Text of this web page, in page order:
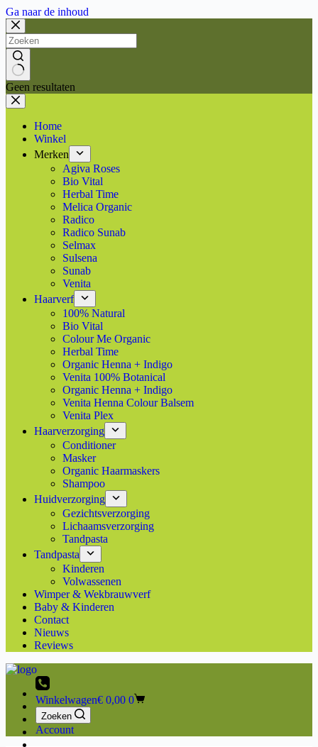
Ga naar de inhoud
Geen resultaten
Home
Winkel
Merken
Agiva Roses
Bio Vital
Herbal Time
Melica Organic
Radico
Radico Sunab
Selmax
Sulsena
Sunab
Venita
Haarverf
100% Natural
Bio Vital
Colour Me Organic
Herbal Time
Organic Henna + Indigo
Venita 100% Botanical
Organic Henna + Indigo
Venita Henna Colour Balsem
Venita Plex
Haarverzorging
Conditioner
Masker
Organic Haarmaskers
Shampoo
Huidverzorging
Gezichtsverzorging
Lichaamsverzorging
Tandpasta
Tandpasta
Kinderen
Volwassenen
Wimper & Wekbrauwverf
Baby & Kinderen
Contact
Nieuws
Reviews
Winkelwagen€ 0,00 0
Zoeken
Account